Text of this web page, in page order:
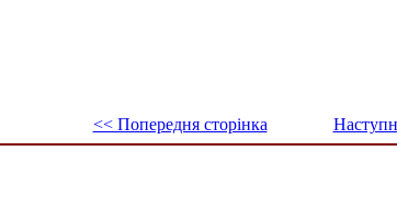
<< Попередня сторінка